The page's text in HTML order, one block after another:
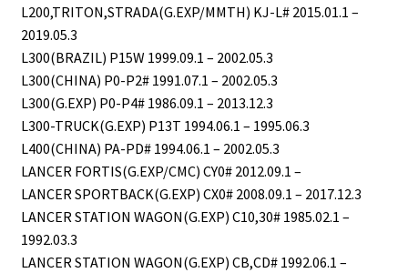
L200,TRITON,STRADA(G.EXP/MMTH) KJ-L# 2015.01.1 –
2019.05.3
L300(BRAZIL) P15W 1999.09.1 – 2002.05.3
L300(CHINA) P0-P2# 1991.07.1 – 2002.05.3
L300(G.EXP) P0-P4# 1986.09.1 – 2013.12.3
L300-TRUCK(G.EXP) P13T 1994.06.1 – 1995.06.3
L400(CHINA) PA-PD# 1994.06.1 – 2002.05.3
LANCER FORTIS(G.EXP/CMC) CY0# 2012.09.1 –
LANCER SPORTBACK(G.EXP) CX0# 2008.09.1 – 2017.12.3
LANCER STATION WAGON(G.EXP) C10,30# 1985.02.1 –
1992.03.3
LANCER STATION WAGON(G.EXP) CB,CD# 1992.06.1 –